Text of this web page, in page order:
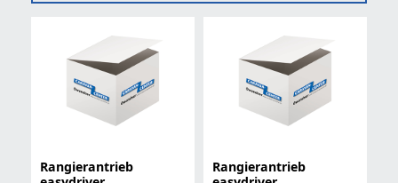
Rangierantrieb
Rangierantrieb